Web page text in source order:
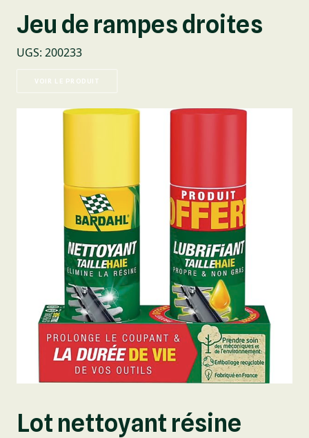
Jeu de rampes droites
UGS: 200233
VOIR LE PRODUIT
Lot nettoyant résine